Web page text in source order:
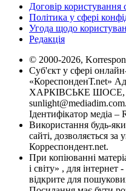
Договір користування
Політика у сфері
Угода щодо
Редакція
© 2000-2026,
Суб'єкт у сфері
«КореспонденТ.net»
ХАРКІВСЬКЕ ШОСЕ,
Ідентифікатор медіа –
Використання будь-
сайті, дозволяється
Корреспондент.net.
При копіюванні
і світу» , для
відкрите для